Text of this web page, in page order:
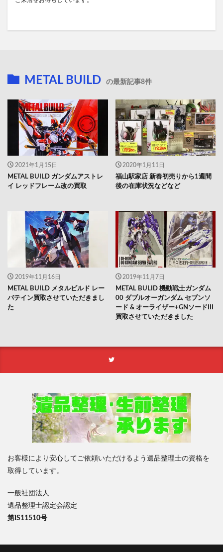
METAL BUILD の最新記事8件
2021年1月15日
METAL BUILD ガンダムアストレ
イ レッドフレーム改の買取
2020年1月11日
福山駅家店 新春初売りから1週間
後の在庫状況などなど
2019年11月16日
METAL BUILD メタルビルド レー
バテイン買取させていただきまし
た
2019年11月7日
METAL BULID 機動戦士ガンダム
00 ダブルオーガンダム セブンソ
ード & オーライザー+GNソードIII
買取させていただきました
お客様により安心してご依頼いただけるよう遺品整理士の資格を
取得しています。
一般社団法人
遺品整理士認定会認定
第IS11510号